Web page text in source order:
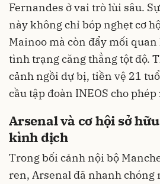
Fernandes ở vai trò lùi sâu.
này không chỉ bóp nghẹt cơ
Mainoo mà còn đẩy mối quan
tình trạng căng thẳng tột độ.
cảnh ngồi dự bị, tiền vệ 21
cầu tập đoàn INEOS cho
Arsenal và cơ hội sở
kình địch
Trong bối cảnh nội bộ
ren, Arsenal đã nhanh chóng